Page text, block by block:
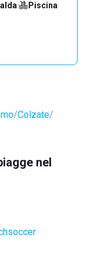
· Piscina·
Colzate
nel